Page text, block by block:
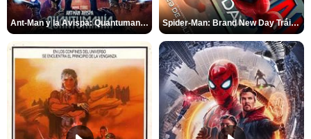
Ant-Man y la Avispa: Quantumanía Tráiler (2) Spider-Man: Brand New Day Tráiler (3)